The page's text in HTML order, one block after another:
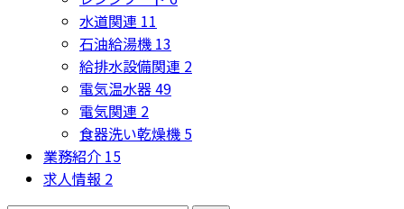
水道関連 11
石油給湯機 13
給排水設備関連 2
電気温水器49
電気関連 2
食器洗い乾燥機 5
業務紹介 15
求人情報 2